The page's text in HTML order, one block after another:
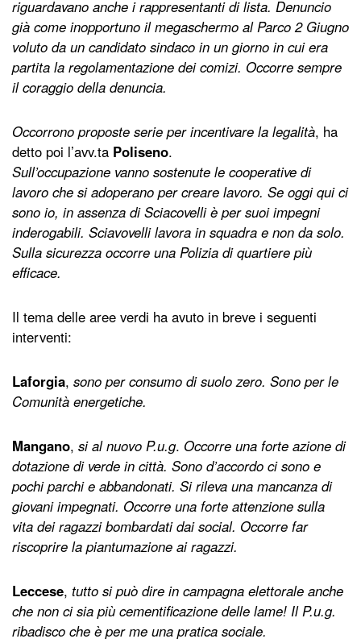
riguardavano anche i rappresentanti di lista. Denuncio
già come inopportuno il megaschermo al Parco 2 Giugno
voluto da un candidato sindaco in un giorno in cui era
partita la regolamentazione dei comizi. Occorre sempre
il coraggio della denuncia.
Occorrono proposte serie per incentivare la legalità, ha
detto poi l’avv.ta Poliseno.
Sull’occupazione vanno sostenute le cooperative di
lavoro che si adoperano per creare lavoro. Se oggi qui ci
sono io, in assenza di Sciacovelli è per suoi impegni
inderogabili. Sciavovelli lavora in squadra e non da solo.
Sulla sicurezza occorre una Polizia di quartiere più
efficace.
Il tema delle aree verdi ha avuto in breve i seguenti
interventi:
Laforgia, sono per consumo di suolo zero. Sono per le
Comunità energetiche.
Mangano, si al nuovo P.u.g. Occorre una forte azione di
dotazione di verde in città. Sono d’accordo ci sono e
pochi parchi e abbandonati. Si rileva una mancanza di
giovani impegnati. Occorre una forte attenzione sulla
vita dei ragazzi bombardati dai social. Occorre far
riscoprire la piantumazione ai ragazzi.
Leccese, tutto si può dire in campagna elettorale anche
che non ci sia più cementificazione delle lame! Il P.u.g.
ribadisco che è per me una pratica sociale.